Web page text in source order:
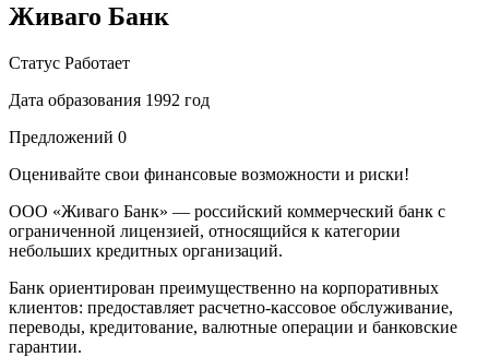
Живаго Банк
Статус Работает
Дата образования 1992 год
Предложений 0
Оценивайте свои финансовые возможности и риски!
ООО «Живаго Банк» — российский коммерческий банк с
ограниченной лицензией, относящийся к категории
небольших кредитных организаций.
Банк ориентирован преимущественно на корпоративных
клиентов: предоставляет расчетно-кассовое обслуживание,
переводы, кредитование, валютные операции и банковские
гарантии.